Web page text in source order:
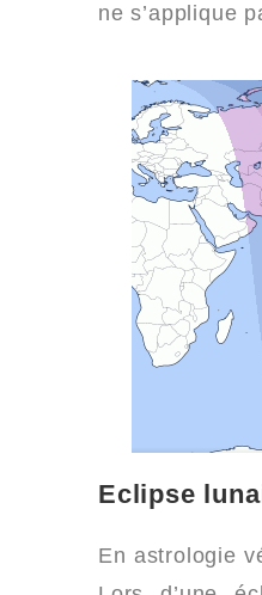
ne s’applique
Eclipse
En astrologie